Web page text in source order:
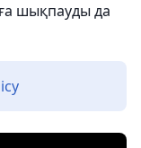
шықпауды да